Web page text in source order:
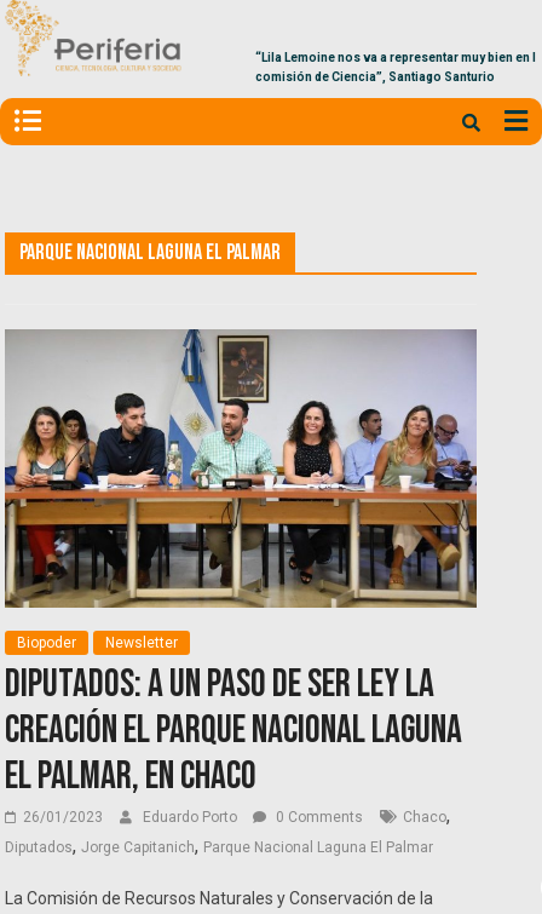
“Lila Lemoine nos va a representar muy bien en la
comisión de Ciencia”, Santiago Santurio
Parque Nacional Laguna El Palmar
Biopoder Newsletter
Diputados: A un paso de ser ley la
creación el Parque Nacional Laguna
El Palmar, en Chaco
26/01/2023 Eduardo Porto 0 Comments Chaco,
Diputados,Jorge Capitanich, Parque Nacional Laguna El Palmar
La Comisión de Recursos Naturales y Conservación de la